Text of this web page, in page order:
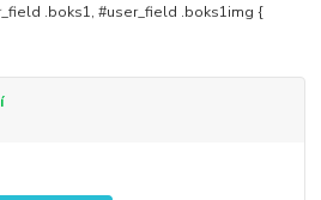
.boks1, #user_field .boks1img {